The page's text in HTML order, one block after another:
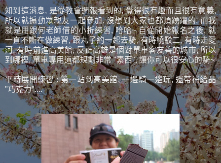
知到這消息, 是從教會週報看到的, 覺得很有趣而且很有意義,
所以就搧動眾親友一起參加, 沒想到大家也都頂踴躍的, 而我
就是用跟何老師借的小折練習, 哈哈~ 自從開始報名之後, 就
一直不斷在做練習, 跟丸子約一起去騎, 有時繞駁二, 有時走愛
河, 有時前進高美館, 反正高雄是個對單車客友善的城市, 所以
到哪裡, 單車專用道都規劃非常 "素西", 讓你可以很安心的騎~
平時展開練習 : 第一站到高美館, 一邊騎一邊玩, 還帶補給品
"巧克力"....